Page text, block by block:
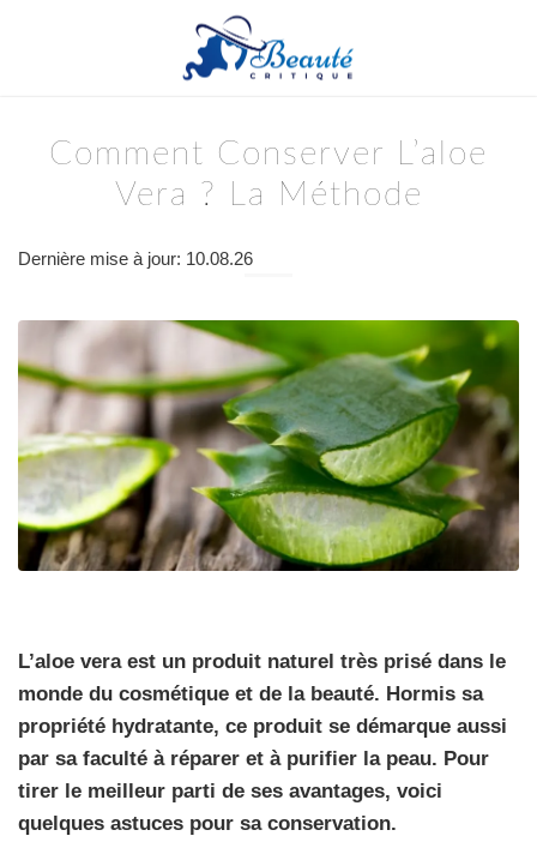
Comment Conserver L’aloe
Vera ? La Méthode
Dernière mise à jour: 10.08.26
L’aloe vera est un produit naturel très prisé dans le
monde du cosmétique et de la beauté. Hormis sa
propriété hydratante, ce produit se démarque aussi
par sa faculté à réparer et à purifier la peau. Pour
tirer le meilleur parti de ses avantages, voici
quelques astuces pour sa conservation.